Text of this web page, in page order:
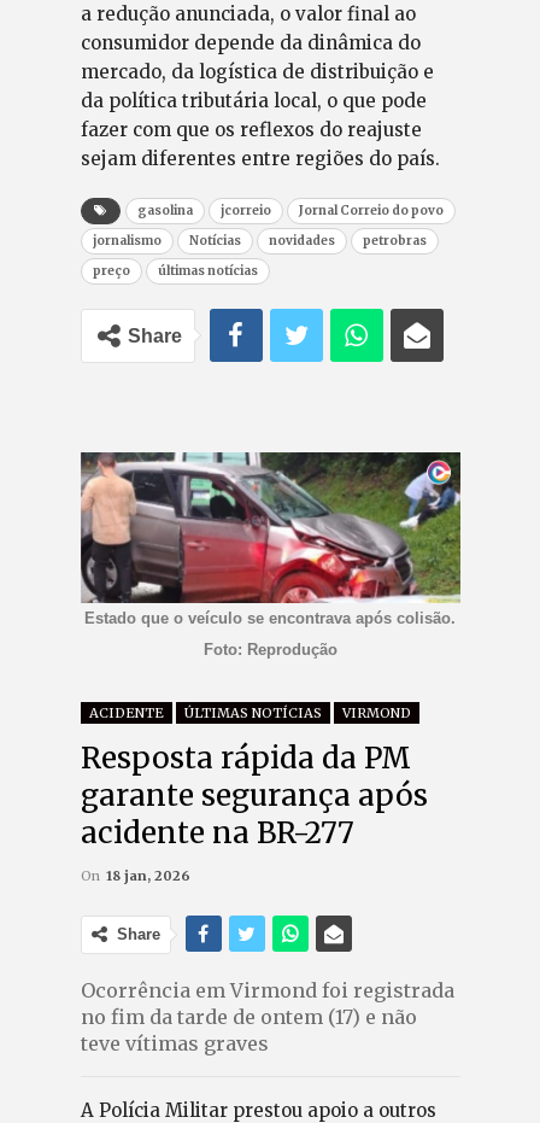
a redução anunciada, o valor final ao
consumidor depende da dinâmica do
mercado, da logística de distribuição e
da política tributária local, o que pode
fazer com que os reflexos do reajuste
sejam diferentes entre regiões do país.
gasolina jcorreio
Jornal Correio do povo
jornalismo
Notícias novidades
petrobras
preço
últimas notícias
Share
Estado que o veículo se encontrava após colisão.
Foto: Reprodução
ACIDENTE ÚLTIMAS NOTÍCIAS VIRMOND
Resposta rápida da PM
garante segurança após
acidente na BR-277
On 18 jan, 2026
Share
Ocorrência em Virmond foi registrada
no fim da tarde de ontem (17) e não
teve vítimas graves
A Polícia Militar prestou apoio a outros